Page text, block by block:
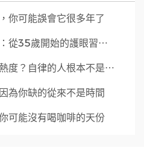
你可能誤會它很多年了
從35歲開始的護眼習⋯
度？自律的人根本不是⋯
為你缺的從來不是時間
可能沒有喝咖啡的天份